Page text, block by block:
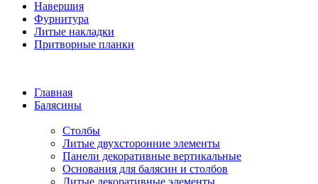
Навершия
Фурнитура
Литые накладки
Притворные планки
Главная
Балясины
Столбы
Литые двухсторонние элементы
Панели декоративные вертикальные
Основания для балясин и столбов
Литые декоративные элементы